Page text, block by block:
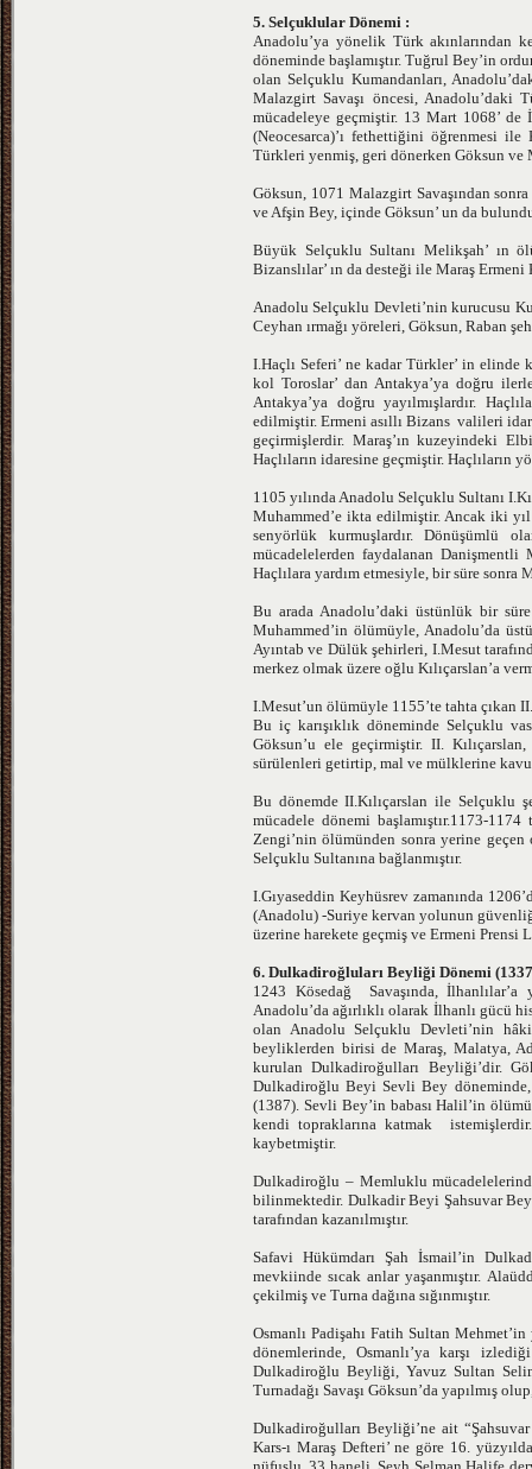
5. Selçuklular Dönemi :
Anadolu’ya yönelik Türk akınlarından
döneminde başlamıştır. Tuğrul Bey’in
olan Selçuklu Kumandanları,
Malazgirt Savaşı öncesi, Anadolu’daki
mücadeleye geçmiştir. 13 Mart 1068’
(Neocesarca)’ı fethettiğini öğrenmesi
Türkleri yenmiş, geri dönerken Göksun
Göksun, 1071 Malazgirt Savaşından
ve Afşin Bey, içinde Göksun’ un da
Büyük Selçuklu Sultanı Melikşah’ ın
Bizanslılar’ ın da desteği ile Maraş
Anadolu Selçuklu Devleti’nin kurucusu
Ceyhan ırmağı yöreleri, Göksun, Raban
I.Haçlı Seferi’ ne kadar Türkler’ in elinde
kol Toroslar’ dan Antakya’ya doğru
Antakya’ya doğru yayılmışlardır.
edilmiştir. Ermeni asıllı Bizans valileri
geçirmişlerdir. Maraş’ın kuzeyindeki
Haçlıların idaresine geçmiştir. Haçlıların
1105 yılında Anadolu Selçuklu Sultanı
Muhammed’e ikta edilmiştir. Ancak iki
senyörlük kurmuşlardır. Dönüşümlü
mücadelelerden faydalanan Danişmentli
Haçlılara yardım etmesiyle, bir süre
Bu arada Anadolu’daki üstünlük bir
Muhammed’in ölümüyle, Anadolu’da
Ayıntab ve Dülük şehirleri, I.Mesut
merkez olmak üzere oğlu Kılıçarslan’a
I.Mesut’un ölümüyle 1155’te tahta çıkan
Bu iç karışıklık döneminde Selçuklu
Göksun’u ele geçirmiştir. II.
sürülenleri getirtip, mal ve mülklerine
Bu dönemde II.Kılıçarslan ile Selçuklu
mücadele dönemi başlamıştır.1173-
Zengi’nin ölümünden sonra yerine
Selçuklu Sultanına bağlanmıştır.
I.Gıyaseddin Keyhüsrev zamanında
(Anadolu) -Suriye kervan yolunun
üzerine harekete geçmiş ve Ermeni Prensi
6. Dulkadiroğluları Beyliği Dönemi
1243 Kösedağ Savaşında,
Anadolu’da ağırlıklı olarak İlhanlı gücü
olan Anadolu Selçuklu Devleti’nin
beyliklerden birisi de Maraş, Malatya,
kurulan Dulkadiroğulları Beyliği’dir.
Dulkadiroğlu Beyi Sevli Bey
(1387). Sevli Bey’in babası Halil’in
kendi topraklarına katmak
kaybetmiştir.
Dulkadiroğlu – Memluklu
bilinmektedir. Dulkadir Beyi Şahsuvar
tarafından kazanılmıştır.
Safavi Hükümdarı Şah İsmail’in
mevkiinde sıcak anlar yaşanmıştır.
çekilmiş ve Turna dağına sığınmıştır.
Osmanlı Padişahı Fatih Sultan
dönemlerinde, Osmanlı’ya karşı
Dulkadiroğlu Beyliği, Yavuz Sultan Selim
Turnadağı Savaşı Göksun’da yapılmış
Dulkadiroğulları Beyliği’ne ait
Kars-ı Maraş Defteri’ ne göre 16.